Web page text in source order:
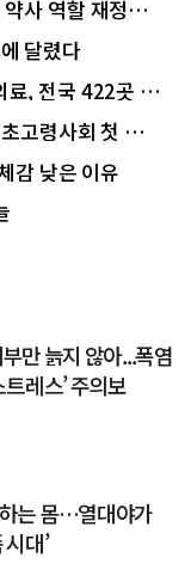
사 역할 재정립
달렸다
, 전국 422곳 체
고령사회 첫 관
감 낮은 이유
만 늙지 않아...폭염
트레스’ 주의보
는 몸…열대야가
대’